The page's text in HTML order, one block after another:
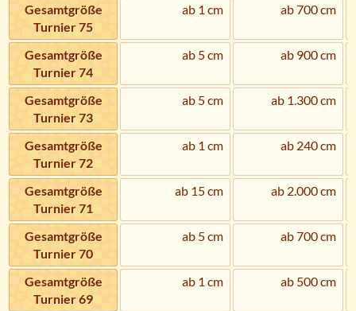
Gesamtgröße
Turnier 75
ab 1 cm ab 700 cm
Gesamtgröße
Turnier 74
ab 5 cm ab 900 cm
Gesamtgröße
Turnier 73
ab 5 cm ab 1.300 cm
Gesamtgröße
Turnier 72
ab 1 cm ab 240 cm
Gesamtgröße
Turnier 71
ab 15 cm ab 2.000 cm
Gesamtgröße
Turnier 70
ab 5 cm ab 700 cm
Gesamtgröße
Turnier 69
ab 1 cm ab 500 cm